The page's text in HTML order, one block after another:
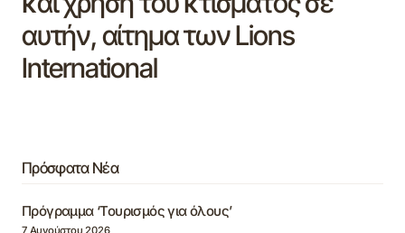
αυτήν, αίτημα των Lions
Ιnternational
Πρόσφατα Νέα
Πρόγραμμα ‘Τουρισμός για όλους’
7 Αυγούστου 2026